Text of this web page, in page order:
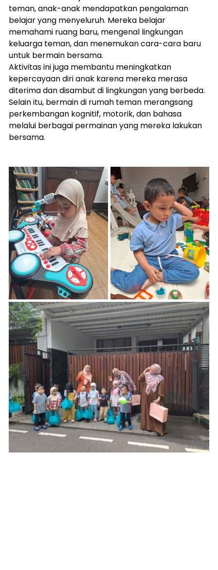
teman, anak-anak mendapatkan pengalaman
belajar yang menyeluruh. Mereka belajar
memahami ruang baru, mengenal lingkungan
keluarga teman, dan menemukan cara-cara baru
untuk bermain bersama.
Aktivitas ini juga membantu meningkatkan
kepercayaan diri anak karena mereka merasa
diterima dan disambut di lingkungan yang berbeda.
Selain itu, bermain di rumah teman merangsang
perkembangan kognitif, motorik, dan bahasa
melalui berbagai permainan yang mereka lakukan
bersama.